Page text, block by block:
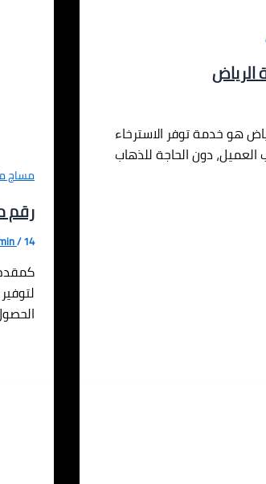
ساعة الرياض هو خدمة توفر الاسترخاء
دون الحاجة للذهاب
مساج منزلي
رقم
/14 أبريل، 2024